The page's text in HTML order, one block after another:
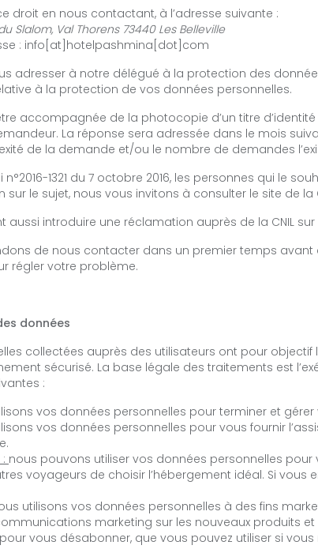
droit en nous contactant, à l’adresse suivante :
Slalom, Val Thorens 73440 Les Belleville
: info[at]hotelpashmina[dot]com
adresser à notre délégué à la protection des
à la protection de vos données personnelles.
accompagnée de la photocopie d’un titre
La réponse sera adressée dans le mois
de la demande et/ou le nombre de demandes
n°2016-1321 du 7 octobre 2016, les personnes qui le
sur le sujet, nous vous invitons à consulter le site de la
aussi introduire une réclamation auprès de la CNIL sur
de nous contacter dans un premier temps
régler votre problème.
données
collectées auprès des utilisateurs ont pour
sécurisé. La base légale des traitements est
:
vos données personnelles pour terminer et
vos données personnelles pour vous fournir
nous pouvons utiliser vos données personnelles
voyageurs de choisir l’hébergement idéal. Si
utilisons vos données personnelles à des fins
marketing sur les nouveaux produits et
vous désabonner, que vous pouvez utiliser si